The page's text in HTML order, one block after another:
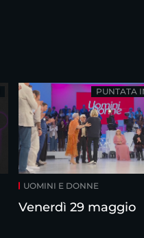
UOMINI E DONNE
Venerdì 29 maggio
PUNTATA